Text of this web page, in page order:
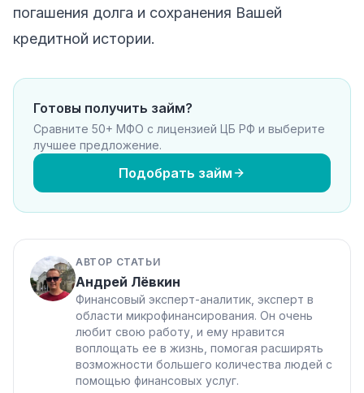
погашения долга и сохранения Вашей
кредитной истории.
Готовы получить займ?
Сравните 50+ МФО с лицензией ЦБ РФ и выберите
лучшее предложение.
Подобрать займ
АВТОР СТАТЬИ
Андрей Лёвкин
Финансовый эксперт-аналитик, эксперт в
области микрофинансирования. Он очень
любит свою работу, и ему нравится
воплощать ее в жизнь, помогая расширять
возможности большего количества людей с
помощью финансовых услуг.